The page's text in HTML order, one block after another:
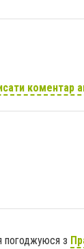
коментар
погоджуюся з